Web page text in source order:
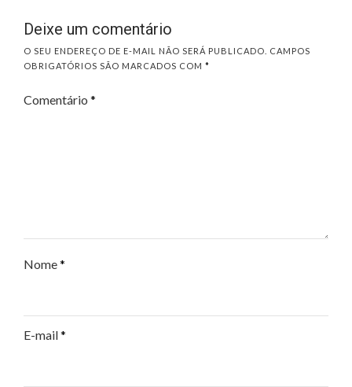
Deixe um comentário
O SEU ENDEREÇO DE E-MAIL NÃO SERÁ PUBLICADO.
CAMPOS
OBRIGATÓRIOS SÃO MARCADOS COM *
Comentário *
Nome*
E-mail*